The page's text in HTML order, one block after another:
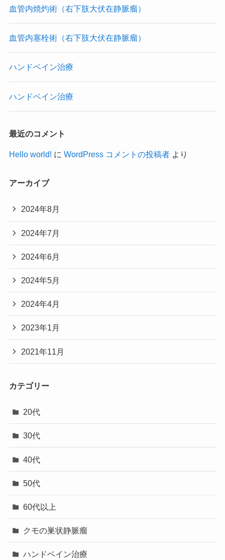
血管内焼灼術（右下肢大伏在静脈瘤）
血管内塞栓術（右下肢大伏在静脈瘤）
ハンドベイン治療
ハンドベイン治療
最近のコメント
Hello world! に WordPress コメントの投稿者より
アーカイブ
2024年8月
2024年7月
2024年6月
2024年5月
2024年4月
2023年1月
2021年11月
カテゴリー
20代
30代
40代
50代
60代以上
クモの巣状静脈瘤
ハンドベイン治療